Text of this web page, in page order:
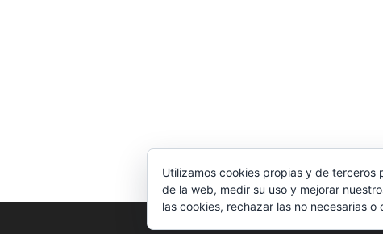
Utilizamos cookies propias y de terceros
de la web, medir su uso y mejorar
las cookies, rechazar las no necesarias